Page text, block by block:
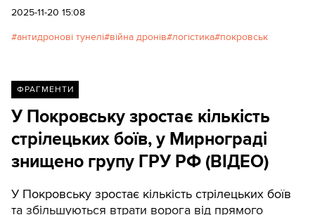
2025-11-20 15:08
антидронові тунелі війна дронів логістика покровськ
ФРАГМЕНТИ
У Покровську зростає кількість
стрілецьких боїв, у Мирнограді
знищено групу ГРУ РФ (ВІДЕО)
У Покровську зростає кількість стрілецьких боїв
та збільшуються втрати ворога від прямого